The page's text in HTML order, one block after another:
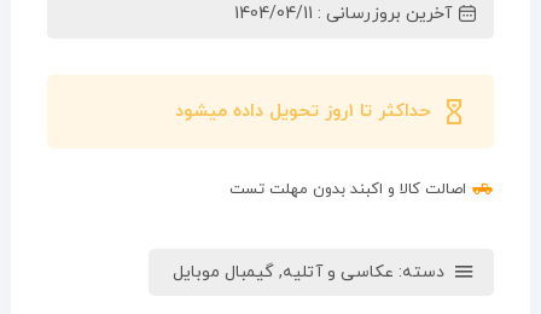
آخرین بروزرسانی : 1404/04/11
حداکثر تا 1روز تحویل داده میشود
اصالت کالا و اکبند بدون مهلت تست
دسته: عکاسی و آتلیه, گیمبال موبایل